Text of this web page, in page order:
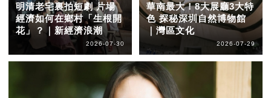
明清老宅裏拍短劇 片場
經濟如何在鄉村「生根開
花」？｜新經濟浪潮
2026-07-30
華南最大！8大展廳3大特
色 探秘深圳自然博物館
｜灣區文化
2026-07-29